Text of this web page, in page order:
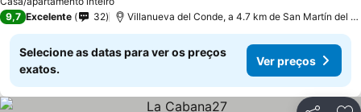
9,7 Excelente 32 Villanueva del Conde, a 4.7 km de San Martín del
Selecione as datas para ver os preços
exatos.
Ver preços